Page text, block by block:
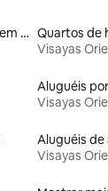
Aluguéis por temporada em hotéis-fazenda Quartos de
Visayas
Visayas
Aluguéis
Visayas